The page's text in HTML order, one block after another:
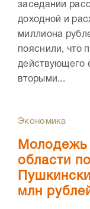
заседании
доходной и
миллиона
пояснили, что
действующего
вторыми...
Экономика
Молодежь
области
млн